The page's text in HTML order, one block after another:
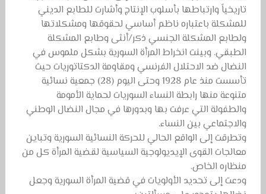
تاريخياً وارتباطها بأسلوب الإنتاج وأشارت للطابع الديني
للمشكلة باعتباره ناظم أساسي لحقوقها ومشكلاتها
ولطابع المشكلة الجنسي ذكر/أنثى وطابع المشكلة
الطبقي. وبينت انخراط المرأة السورية بشكل ملموس في
النضال ضد الاحتلال الفرنسي ومقاومة الدكتاتوريات حيث
تأسست منذ عام 1928 وحتى اليوم (28) جمعية نسائية
متنوعة منها رابطة النساء السوريات لحماية الأمومة
والطفولة التي عرفت بها وبدورها في مجال النضال الوطني
والاجتماعي بين النساء.
وتطرقت إلى الواقع الحالي للحركة النسائية السورية وتباين
معالجات القوى الإيديولوجية السياسية لقضية المرأة كل من
منظاره الخاص.
ودعت إلى تحديد الأولويات في قضية المرأة السورية وجعل